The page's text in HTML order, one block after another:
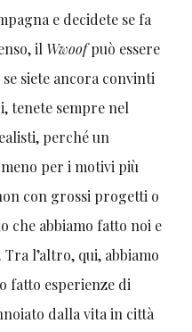
e decidete se fa
il Wwoofpuò essere
siete ancora convinti
tenete sempre nel
perché un
per i motivi più
con grossi progetti o
che abbiamo fatto noi e
l’altro, qui, abbiamo
fatto esperienze di
dalla vita in città